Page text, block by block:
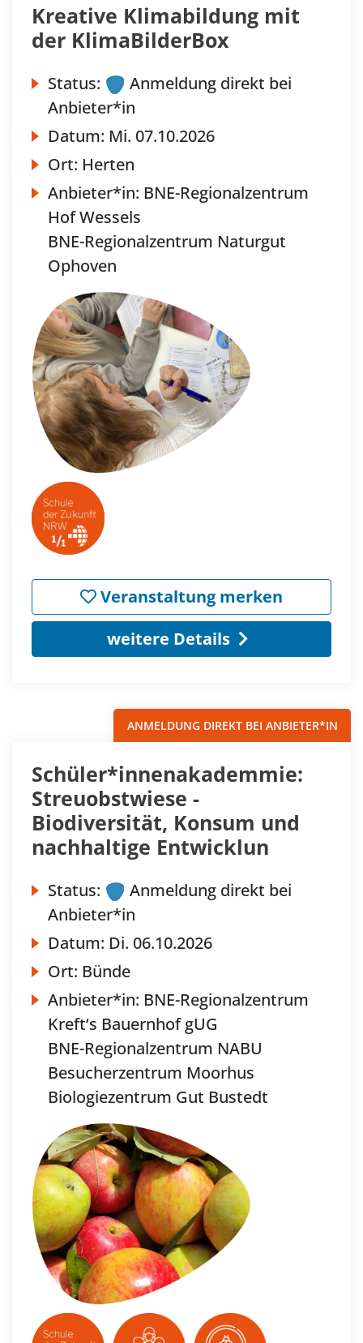
Kreative Klimabildung mit
der KlimaBilderBox
Status:
Anmeldung direkt bei
Anbieter*in
Datum: Mi. 07.10.2026
Ort: Herten
Anbieter*in: BNE-Regionalzentrum
Hof Wessels
BNE-Regionalzentrum Naturgut
Ophoven
Veranstaltung merken
weitere Details
ANMELDUNG DIREKT BEI ANBIETER*IN
Schüler*innenakademmie:
Streuobstwiese -
Biodiversität, Konsum und
nachhaltige Entwicklun
Status:
Anmeldung direkt bei
Anbieter*in
Datum: Di. 06.10.2026
Ort: Bünde
Anbieter*in: BNE-Regionalzentrum
Kreft‘s Bauernhof gUG
BNE-Regionalzentrum NABU
Besucherzentrum Moorhus
Biologiezentrum Gut Bustedt